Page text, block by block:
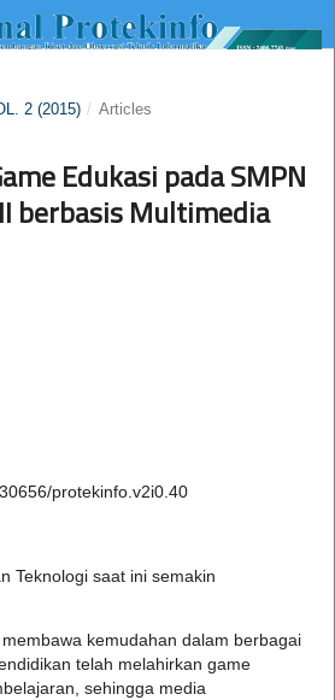
2 (2015) / Articles
Edukasi pada SMPN
berbasis Multimedia
protekinfo.v2i0.40
Teknologi saat ini semakin
kemudahan dalam berbagai
telah melahirkan game
sehingga media